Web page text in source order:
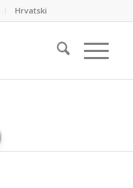
Hrvatski